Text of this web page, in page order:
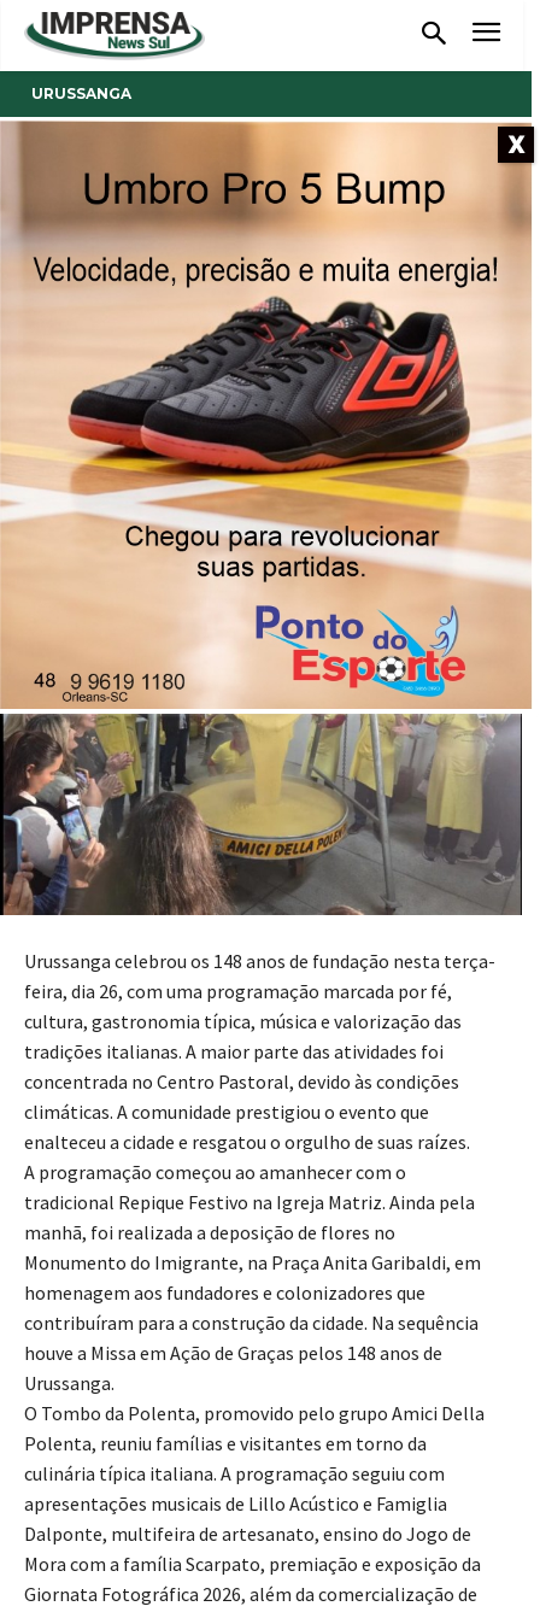
URUSSANGA
Urussanga celebra 148 anos
cultivando as tradições e
planejando o futuro
Publicado por Imprensa News Sul 27/05/2026
Urussanga celebrou os 148 anos de fundação nesta terça-
feira, dia 26, com uma programação marcada por fé,
cultura, gastronomia típica, música e valorização das
tradições italianas. A maior parte das atividades foi
concentrada no Centro Pastoral, devido às condições
climáticas. A comunidade prestigiou o evento que
enalteceu a cidade e resgatou o orgulho de suas raízes.
A programação começou ao amanhecer com o
tradicional Repique Festivo na Igreja Matriz. Ainda pela
manhã, foi realizada a deposição de flores no
Monumento do Imigrante, na Praça Anita Garibaldi, em
homenagem aos fundadores e colonizadores que
contribuíram para a construção da cidade. Na sequência
houve a Missa em Ação de Graças pelos 148 anos de
Urussanga.
O Tombo da Polenta, promovido pelo grupo Amici Della
Polenta, reuniu famílias e visitantes em torno da
culinária típica italiana. A programação seguiu com
apresentações musicais de Lillo Acústico e Famiglia
Dalponte, multifeira de artesanato, ensino do Jogo de
Mora com a família Scarpato, premiação e exposição da
Giornata Fotográfica 2026, além da comercialização de
X